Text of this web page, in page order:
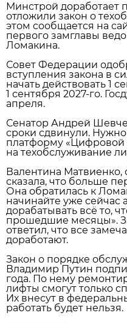
Минстрой доработает
отложили закон о
этом сообщается на
первого замглавы
Ломакина.
Совет Федерации
вступления закона в
начать действовать 1
1 сентября 2027‑го.
апреля.
Сенатор Андрей
сроки сдвинули.
платформу «Цифровой
на техобслуживание
Валентина
сказала, что больше
Она обратилась к
начинайте уже
дорабатывать всё то,
прошедшие месяцы».
ответил, что все
доработают.
Закон о порядке
Владимир Путин
года. По нему
лифты смогут только
Их внесут в
работать будет нельзя.